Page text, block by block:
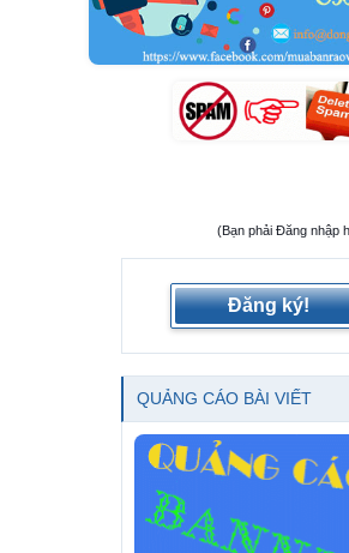
(Bạn phải Đăng nhập
Đăng ký!
QUẢNG CÁO BÀI VIẾT